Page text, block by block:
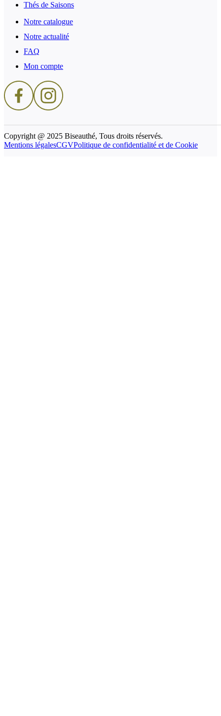
Thés de Saisons
Notre catalogue
Notre actualité
FAQ
Mon compte
Copyright @ 2025 Biseauthé, Tous droits réservés.
Mentions légalesCGVPolitique de confidentialité et de Cookie